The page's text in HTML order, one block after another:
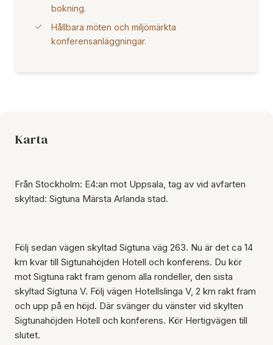
bokning.
Hållbara möten och miljömärkta
konferensanläggningar.
Från Stockholm: E4:an mot Uppsala, tag av vid avfarten
skyltad: Sigtuna Märsta Arlanda stad.
Följ sedan vägen skyltad Sigtuna väg 263. Nu är det ca 14
km kvar till Sigtunahöjden Hotell och konferens. Du kör
mot Sigtuna rakt fram genom alla rondeller, den sista
skyltad Sigtuna V. Följ vägen Hotellslinga V, 2 km rakt fram
och upp på en höjd. Där svänger du vänster vid skylten
Sigtunahöjden Hotell och konferens. Kör Hertigvägen till
slutet.
Karta